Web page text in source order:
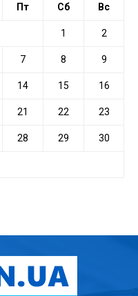
Пт Сб Вс
1 2
7 8 9
14 15 16
21 22 23
28 29 30